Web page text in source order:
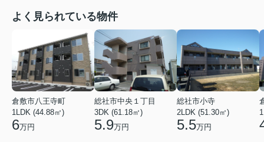
よく見られている物件
倉敷市八王寺町
1LDK (44.88㎡)
6万円
総社市中央１丁目
3DK (61.18㎡)
5.9万円
総社市小寺
2LDK (51.30㎡)
5.5万円